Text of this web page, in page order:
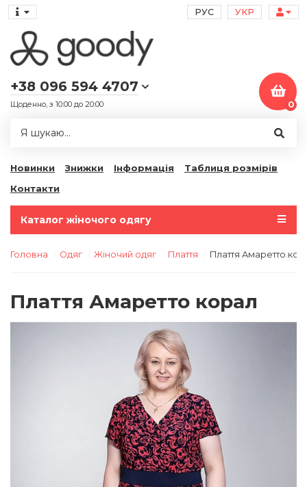
РУС УКР
+38 096 594 4707
Щоденно, з 10:00 до 20:00 0
Новинки Знижки Інформація
Таблиця розмірів
Контакти
Каталог жіночого одягу
Головна Одяг Жіночий одяг Плаття Плаття Амаретто
Плаття Амаретто корал